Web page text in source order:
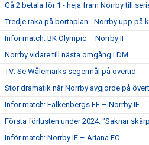
Gå 2 betala för 1 - heja fram Norrby till
Tredje raka på bortaplan - Norrby upp på
Inför match: BK Olympic – Norrby IF
Norrby vidare till nästa omgång i DM
TV: Se Wålemarks segermål på övertid
Stor dramatik när Norrby avgjorde på
Inför match: Falkenbergs FF – Norrby IF
Första förlusten under 2024: "Saknar
Inför match: Norrby IF – Ariana FC